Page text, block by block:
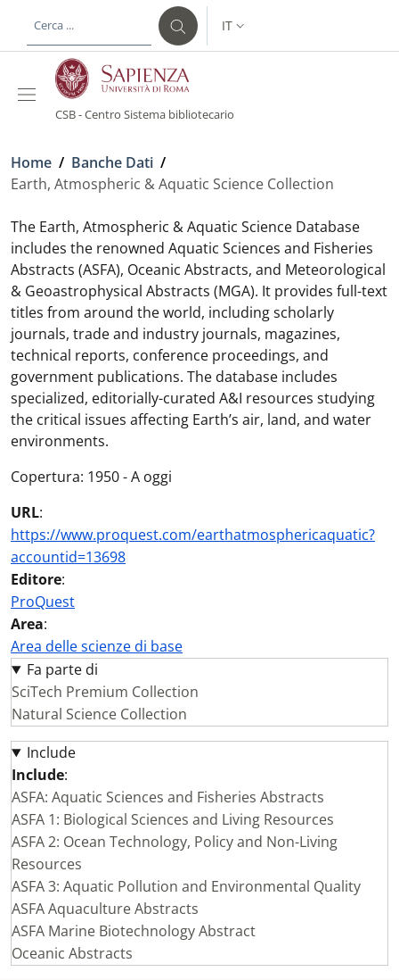
al contenuto principale
SELETTORE LINGUA:
IT
CSB - Centro Sistema bibliotecario
Briciole di pane
Home / Banche Dati /
Earth, Atmospheric & Aquatic Science Collection
The Earth, Atmospheric & Aquatic Science Database
includes the renowned Aquatic Sciences and Fisheries
Abstracts (ASFA), Oceanic Abstracts, and Meteorological
& Geoastrophysical Abstracts (MGA). It provides full-text
titles from around the world, including scholarly
journals, trade and industry journals, magazines,
technical reports, conference proceedings, and
government publications. The database includes
specialized, editorially-curated A&I resources studying
the critical issues affecting Earth’s air, land, and water
environments.
Copertura: 1950 - A oggi
URL:
https://www.proquest.com/earthatmosphericaquatic?
accountid=13698
Editore:
ProQuest
Area:
Area delle scienze di base
Fa parte di
SciTech Premium Collection
Natural Science Collection
Include
Include:
ASFA: Aquatic Sciences and Fisheries Abstracts
ASFA 1: Biological Sciences and Living Resources
ASFA 2: Ocean Technology, Policy and Non-Living
Resources
ASFA 3: Aquatic Pollution and Environmental Quality
ASFA Aquaculture Abstracts
ASFA Marine Biotechnology Abstract
Oceanic Abstracts